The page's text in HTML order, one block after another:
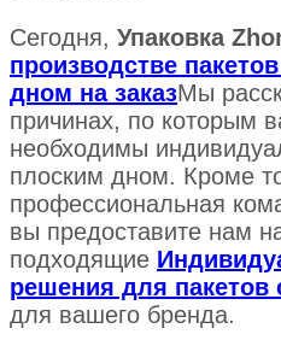
Сегодня, Упаковка
производстве
дном на заказМы
причинах, по которым
необходимы
плоским дном. Кроме
профессиональная
вы предоставите нам
подходящие
решения для
для вашего бренда.